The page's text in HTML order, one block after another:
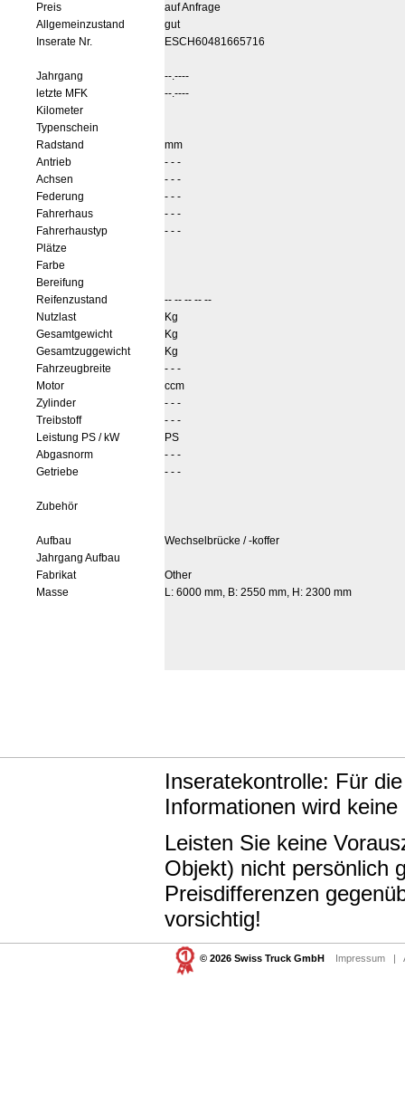
Preis
auf Anfrage
Allgemeinzustand
gut
Inserate Nr.
ESCH60481665716
Jahrgang
--.----
letzte MFK
--.----
Kilometer
Typenschein
Radstand
mm
Antrieb
- - -
Achsen
- - -
Federung
- - -
Fahrerhaus
- - -
Fahrerhaustyp
- - -
Plätze
Farbe
Bereifung
Reifenzustand
-- -- -- -- --
Nutzlast
Kg
Gesamtgewicht
Kg
Gesamtzuggewicht
Kg
Fahrzeugbreite
- - -
Motor
ccm
Zylinder
- - -
Treibstoff
- - -
Leistung PS / kW
PS
Abgasnorm
- - -
Getriebe
- - -
Zubehör
Aufbau
Wechselbrücke / -koffer
Jahrgang Aufbau
Fabrikat
Other
Masse
L: 6000 mm, B: 2550 mm, H: 2300 mm
Inseratekontrolle: Für
Informationen wird
Leisten Sie keine
Objekt) nicht persönlich
Preisdifferenzen
vorsichtig!
© 2026 Swiss Truck GmbH Impressum |